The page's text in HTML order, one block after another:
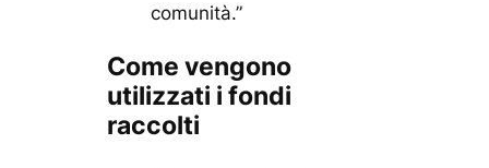
comunità.”
Come vengono
utilizzati i fondi
raccolti